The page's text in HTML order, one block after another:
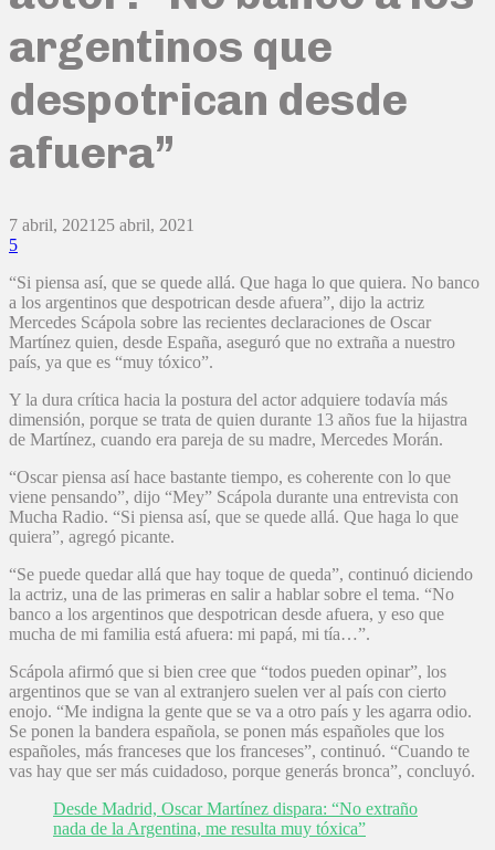
argentinos que
despotrican desde
afuera”
7 abril, 2021 25 abril, 2021
5
“Si piensa así, que se quede allá. Que haga lo que quiera. No banco
a los argentinos que despotrican desde afuera”, dijo la actriz
Mercedes Scápola sobre las recientes declaraciones de Oscar
Martínez quien, desde España, aseguró que no extraña a nuestro
país, ya que es “muy tóxico”.
Y la dura crítica hacia la postura del actor adquiere todavía más
dimensión, porque se trata de quien durante 13 años fue la hijastra
de Martínez, cuando era pareja de su madre, Mercedes Morán.
“Oscar piensa así hace bastante tiempo, es coherente con lo que
viene pensando”, dijo “Mey” Scápola durante una entrevista con
Mucha Radio. “Si piensa así, que se quede allá. Que haga lo que
quiera”, agregó picante.
“Se puede quedar allá que hay toque de queda”, continuó diciendo
la actriz, una de las primeras en salir a hablar sobre el tema. “No
banco a los argentinos que despotrican desde afuera, y eso que
mucha de mi familia está afuera: mi papá, mi tía…”.
Scápola afirmó que si bien cree que “todos pueden opinar”, los
argentinos que se van al extranjero suelen ver al país con cierto
enojo. “Me indigna la gente que se va a otro país y les agarra odio.
Se ponen la bandera española, se ponen más españoles que los
españoles, más franceses que los franceses”, continuó. “Cuando te
vas hay que ser más cuidadoso, porque generás bronca”, concluyó.
Desde Madrid, Oscar Martínez dispara: “No extraño
nada de la Argentina, me resulta muy tóxica”